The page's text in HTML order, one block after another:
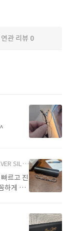
관 리뷰 0
르고 진
하게 찍